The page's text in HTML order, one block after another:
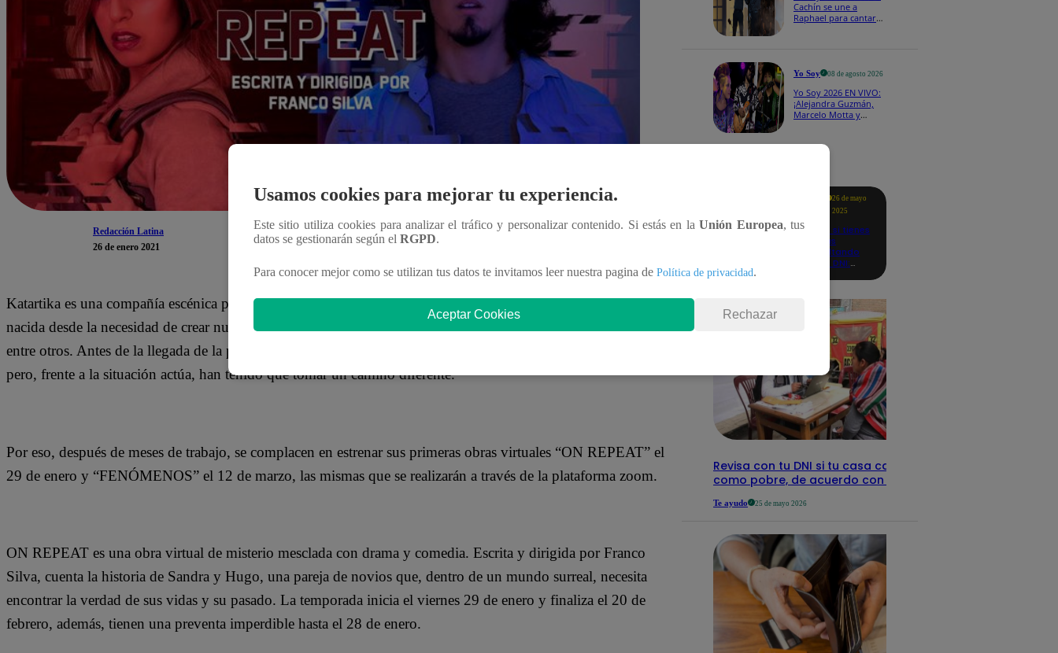
Redacción Latina
26 de enero 2021
Katartika es una compañía escénica profesional de teatro y performance creada por jóvenes para jóvenes,
nacida desde la necesidad de crear nuevas formas de lenguajes escénicos: teatro, danza, música, performance,
entre otros. Antes de la llegada de la pandemia, la compañía se encontraba preparando una obra presencial,
pero, frente a la situación actúa, han tenido que tomar un camino diferente.
Por eso, después de meses de trabajo, se complacen en estrenar sus primeras obras virtuales “ON REPEAT” el
29 de enero y “FENÓMENOS” el 12 de marzo, las mismas que se realizarán a través de la plataforma zoom.
ON REPEAT es una obra virtual de misterio mesclada con drama y comedia. Escrita y dirigida por Franco
Silva, cuenta la historia de Sandra y Hugo, una pareja de novios que, dentro de un mundo surreal, necesita
encontrar la verdad de sus vidas y su pasado. La temporada inicia el viernes 29 de enero y finaliza el 20 de
febrero, además, tienen una preventa imperdible hasta el 28 de enero.
Cachín se une a
Raphael para cantar
Yo Soy 08 de agosto 2026
Yo Soy 2026 EN VIVO:
¡Alejandra Guzmán,
Marcelo Motta y
26 de mayo
2025
Revisa si tienes
deudas
consultando
con tu DNI:
Revisa con tu DNI si tu casa califica
como pobre, de acuerdo con el Sisfoh
Te ayudo 25 de mayo 2026
Usamos cookies para mejorar tu experiencia.
Este sitio utiliza cookies para analizar el tráfico y personalizar contenido. Si estás en laUnión Europea, tus
datos se gestionarán según el RGPD.
Para conocer mejor como se utilizan tus datos te invitamos leer nuestra pagina de Política de privacidad.
Aceptar Cookies Rechazar